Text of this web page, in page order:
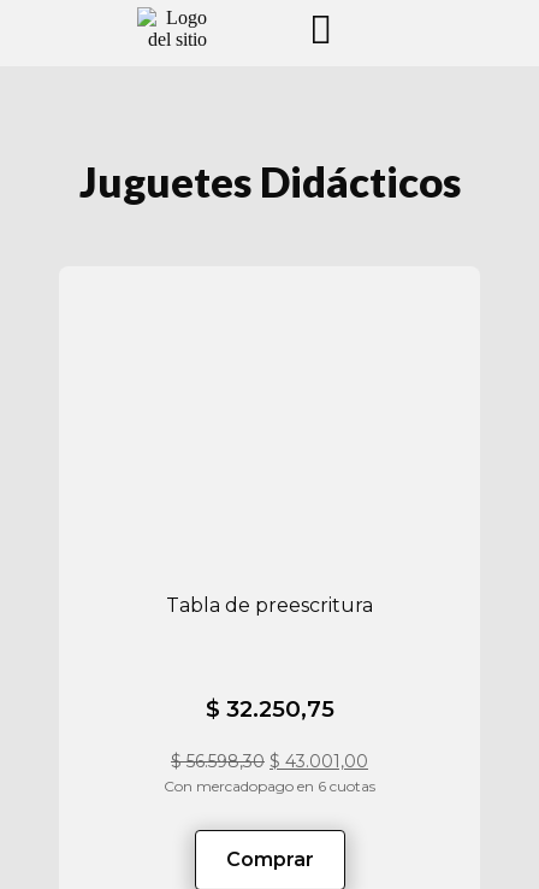
Juguetes Didácticos
Tabla de preescritura
$ 32.250,75
$56.598,30 $ 43.001,00
Con mercadopago en 6 cuotas
Comprar